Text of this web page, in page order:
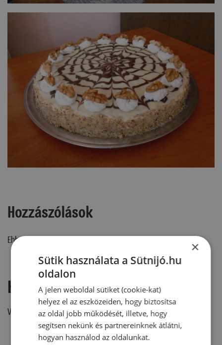
Hozzászólások
Ehhez a recepthez még nem érkezett hozzászólás.
Hozzászólás írása
Vélemény írásához, kérjük,jelentkezz be!
×
Sütik használata a Sütnijó.hu
oldalon
A jelen weboldal sütiket (cookie-kat)
helyez el az eszközeiden, hogy biztosítsa
az oldal jobb működését, illetve, hogy
segítsen nekünk és partnereinknek átlátni,
hogyan használod az oldalunkat.